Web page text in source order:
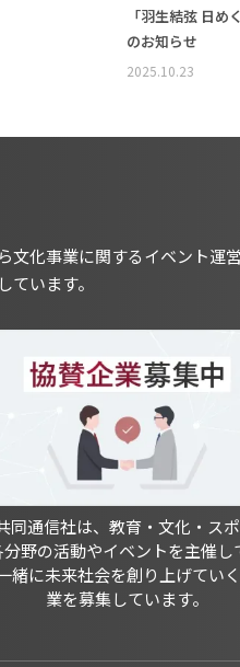
「羽生結弦 日
のお知らせ
2025.10.23
文化事業に関するイベント運
います。
同通信社は、教育・文化・ス
分野の活動やイベントを主催し
緒に未来社会を創り上げてい
業を募集しています。